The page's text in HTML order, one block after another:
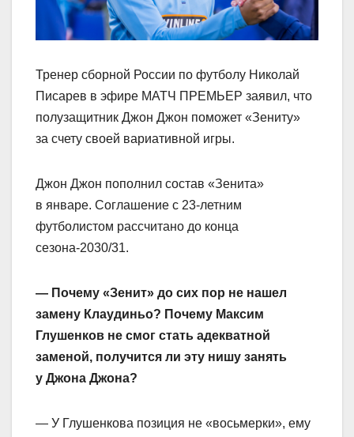
Тренер сборной России по футболу Николай
Писарев в эфире МАТЧ ПРЕМЬЕР заявил, что
полузащитник Джон Джон поможет «Зениту»
за счету своей вариативной игры.
Джон Джон пополнил состав «Зенита»
в январе. Соглашение с 23‑летним
футболистом рассчитано до конца
сезона‑2030/31.
— Почему «Зенит» до сих пор не нашел
замену Клаудиньо? Почему Максим
Глушенков не смог стать адекватной
заменой, получится ли эту нишу занять
у Джона Джона?
— У Глушенкова позиция не «восьмерки», ему